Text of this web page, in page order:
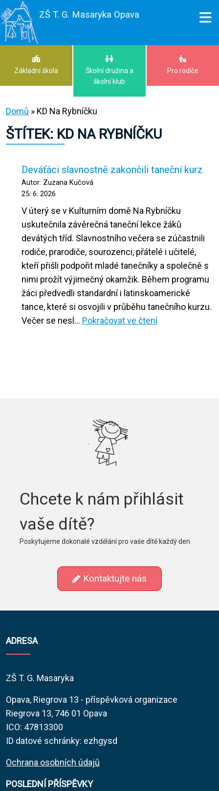
ZŠ T. G. Masaryka Opava
Základní škola
Školní družina a
školní klub
Pro rodiče
Domů » KD Na Rybníčku
ŠTÍTEK: KD NA RYBNÍČKU
Deváťáci slavnostně zakončili taneční kurz
Autor: Zuzana Kučová
25. 6. 2026
V úterý se v Kulturním domě Na Rybníčku
uskutečnila závěrečná taneční lekce žáků
devátých tříd. Slavnostního večera se zúčastnili
rodiče, prarodiče, sourozenci, přátelé i učitelé,
kteří přišli podpořit mladé tanečníky a společně s
nimi prožít výjimečný okamžik. Během programu
žáci předvedli standardní i latinskoamerické
tance, které si osvojili v průběhu tanečního kurzu.
Večer se nesl… Pokračovat ve čteníDeváťáci
Chcete k nám přihlásit
vaše dítě?
Poskytujeme dokonalé vzdělání pro vaše dítě každý den
Kontaktujte nás
ADRESA
ZŠ T. G. Masaryka
Opava, Riegrova 13 - příspěvková organizace
Riegrova 13, 746 01 Opava
ICO: 47813300
ID datové schránky: ezhgysd
Ochrana osobních údajů
POSLEDNÍ PŘÍSPĚVKY